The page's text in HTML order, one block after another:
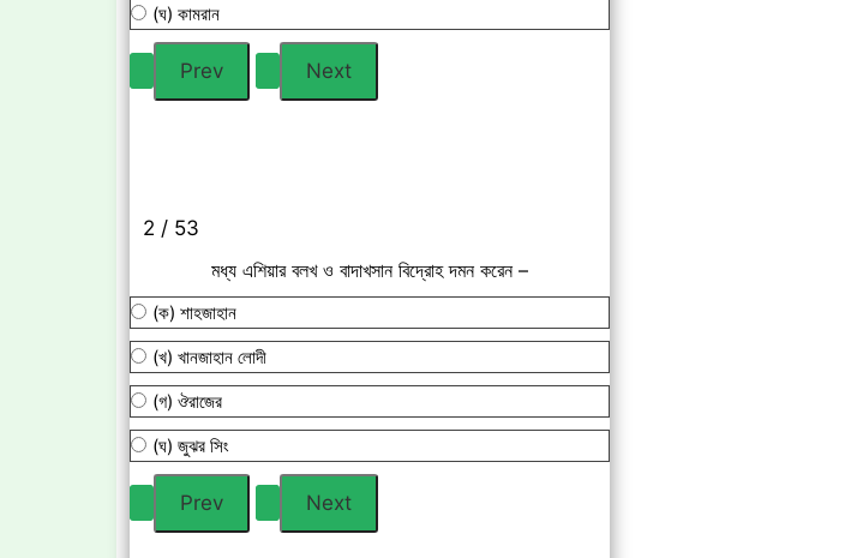
(ঘ) কামরান
2 / 53
মধ্য এশিয়ার বলখ ও বাদাখসান বিদ্রোহ দমন করেন –
(ক) শাহজাহান
(খ) খানজাহান লোদী
(গ) ঔরাজের
(ঘ) জুঝর সিং